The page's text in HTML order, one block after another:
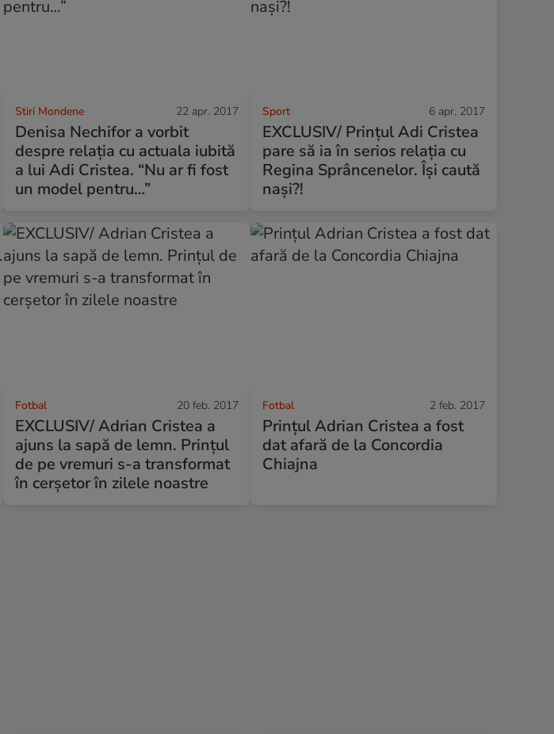
Stiri Mondene 22 apr. 2017
Denisa Nechifor a vorbit
despre relația cu actuala iubită
a lui Adi Cristea. “Nu ar fi fost
un model pentru…”
Sport 6 apr. 2017
EXCLUSIV/ Prințul Adi Cristea
pare să ia în serios relația cu
Regina Sprâncenelor. Își caută
nași?!
Fotbal 20 feb. 2017
EXCLUSIV/ Adrian Cristea a
ajuns la sapă de lemn. Prințul
de pe vremuri s-a transformat
în cerșetor în zilele noastre
Fotbal 2 feb. 2017
Prințul Adrian Cristea a fost
dat afară de la Concordia
Chiajna